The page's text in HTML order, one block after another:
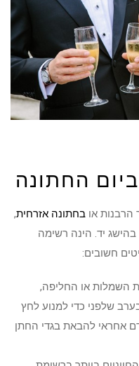
החתונה
אובחתונה אזרחית,
יד. הינה רשימה
חשובים:
או החליפה,
שלפני כדי למנוע לחץ
אחראי להבאת בגדי החתן